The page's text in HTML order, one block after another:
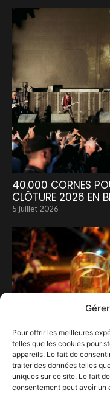
Pour offrir les meilleures
telles que les cookies pour
appareils. Le fait de
traiter des données telles
uniques sur ce site. Le fait
consentement peut avoir
40.000 CORNES
CLÔTURE 2026 EN
5 juillet 2026